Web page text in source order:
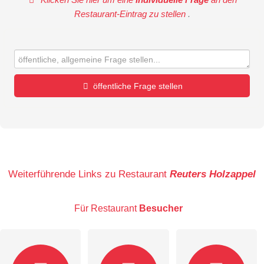
Restaurant-Eintrag zu stellen .
öffentliche Frage stellen
E-Mail-Adresse (wird nicht veröffentlicht)
Weiterführende Links zu Restaurant Reuters Holzappel
Für Restaurant Besucher